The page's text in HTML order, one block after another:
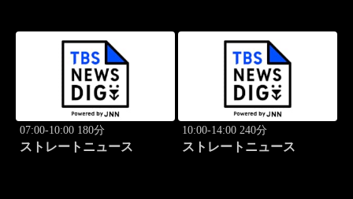
07:00-10:00 180分
ストレートニュース
10:00-14:00 240分
ストレートニュース